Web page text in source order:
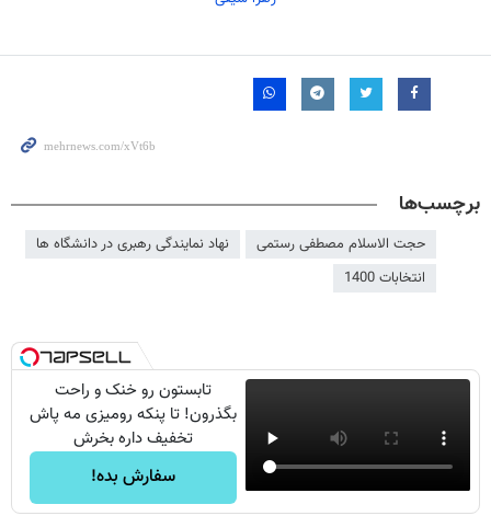
برچسب‌ها
حجت الاسلام مصطفی رستمی
نهاد نمایندگی رهبری در دانشگاه ها
انتخابات 1400
تابستون رو خنک و راحت
بگذرون! تا پنکه رومیزی مه پاش
تخفیف داره بخرش
سفارش بده!